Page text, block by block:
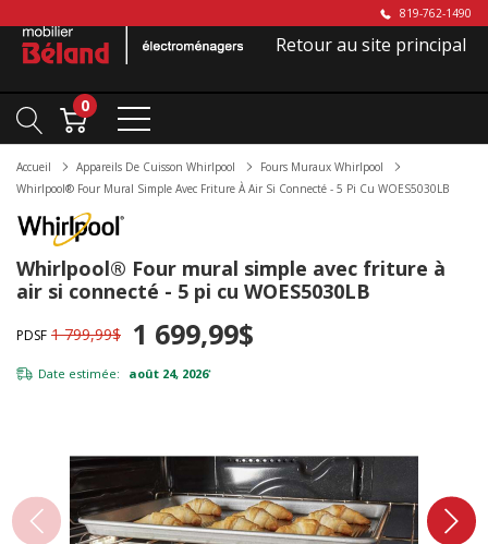
819-762-1490
Retour au site principal
0
Accueil Appareils De Cuisson Whirlpool
Fours Muraux Whirlpool
Whirlpool® Four Mural Simple Avec Friture À Air Si Connecté - 5 Pi Cu WOES5030LB
Whirlpool® Four mural simple avec friture à
air si connecté - 5 pi cu WOES5030LB
PDSF 1 799,99$ 1 699,99$
Date estimée: août 24, 2026*